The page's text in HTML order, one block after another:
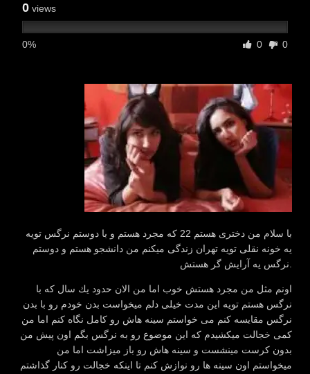
0 views
0% 0 0
با سلام من دختری هستم 22 كه مجرد هستم و با دوستم نرگس تویه
یه خونه نقلی تویه تهران زندگی میكنم من دانشجو هستم و دوستم
نرگس یه آرایش گر هستش.
اونم مثل من مجرد هستش خوب اما من الان حدود یك سال كه با
نرگس هستم تویه این مدت خیلی دلم میخواست بدن خودم رو با بدن
نرگس مقایسه كنم می خواستم سینه هاش رو كامل نگاه كنم اما من
كمی خجالت میكشیدم كه این موضوع رو به نرگس بگم اون پیش من
بدون كرست مینشست و سینه هاش رو باز میزاشت اما من
میخواستم اون سینه ها رو نوازش كنم تا اینكه خجالت رو كنار گذاشتم